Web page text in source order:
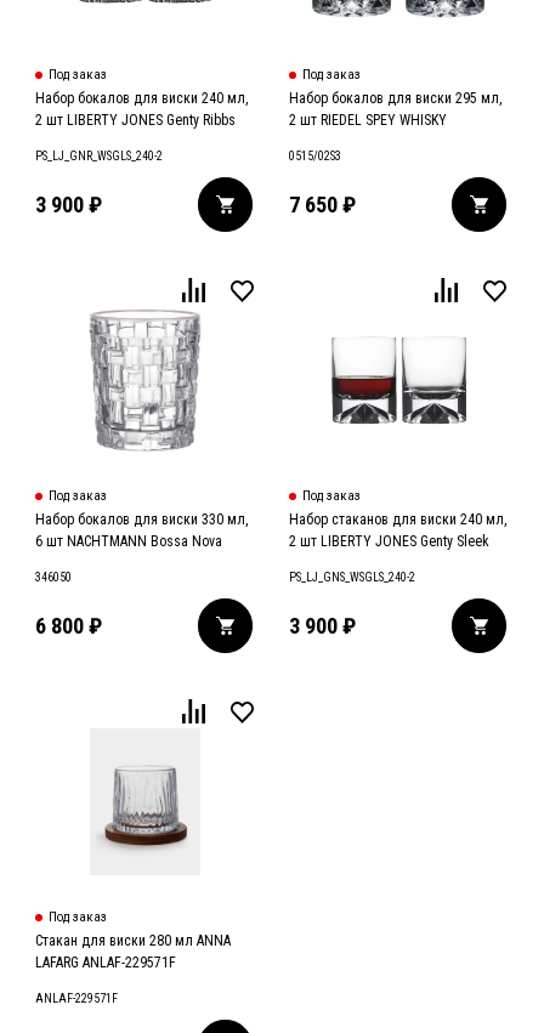
Под заказ
Набор бокалов для виски 240 мл,
2 шт LIBERTY JONES Genty Ribbs
PS_LJ_GNR_WSGLS_240-2
3 900₽
Под заказ
Набор бокалов для виски 295 мл,
2 шт RIEDEL SPEY WHISKY
0515/02S3
7 650 ₽
Под заказ
Набор бокалов для виски 330 мл,
6 шт NACHTMANN Bossa Nova
346050
6 800₽
Под заказ
Набор стаканов для виски 240 мл,
2 шт LIBERTY JONES Genty Sleek
PS_LJ_GNS_WSGLS_240-2
3 900 ₽
Под заказ
Стакан для виски 280 мл ANNA
LAFARG ANLAF-229571F
ANLAF-229571F